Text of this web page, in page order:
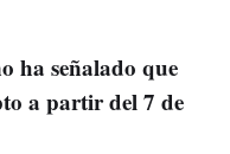
ha señalado que
a partir del 7 de